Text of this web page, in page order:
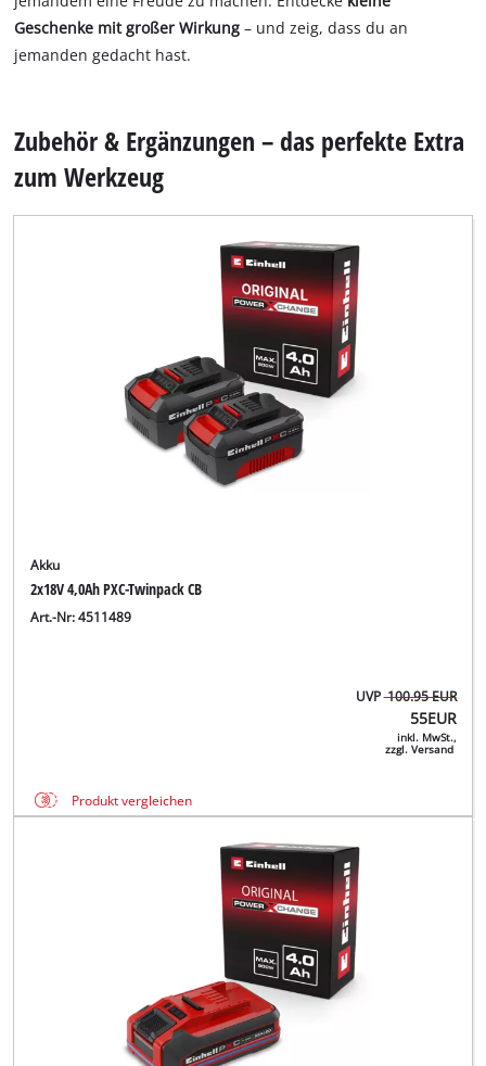
Geschenke mit großer Wirkung – und zeig, dass du an
jemanden gedacht hast.
Zubehör & Ergänzungen – das perfekte Extra
zum Werkzeug
Akku
2x18V 4,0Ah PXC-Twinpack CB
Art.-Nr: 4511489
UVP100.95 EUR
55EUR
inkl. MwSt.,
zzgl. Versand
Produkt vergleichen